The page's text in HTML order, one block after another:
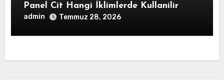
Panel Cit Hangi İklimlerde Kullanilir
admin Temmuz 28, 2026